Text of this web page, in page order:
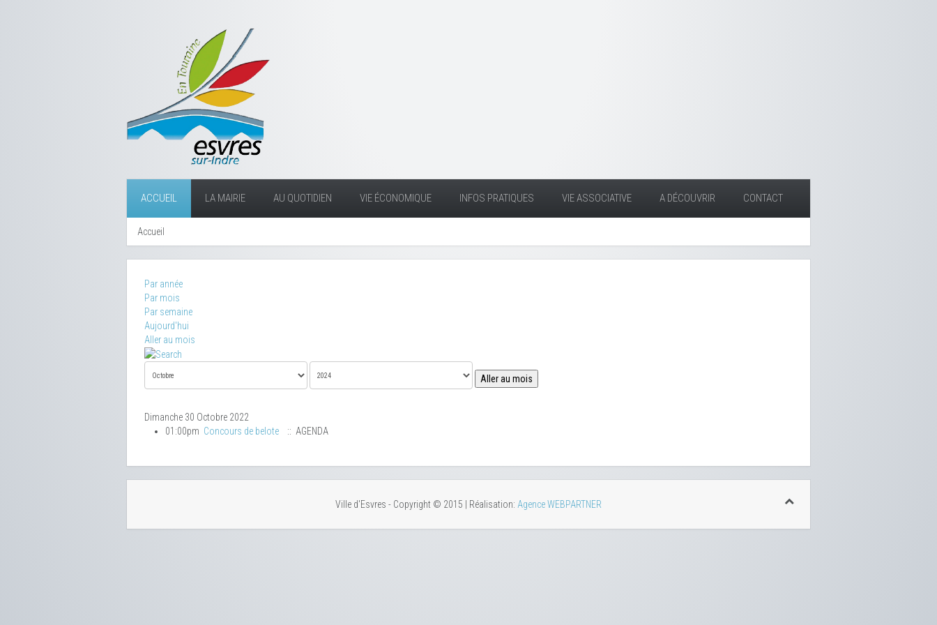
ACCUEIL LA MAIRIE AU QUOTIDIEN VIE ÉCONOMIQUE INFOS PRATIQUES VIE ASSOCIATIVE A DÉCOUVRIR CONTACT
Accueil
Par année
Par mois
Par semaine
Aujourd'hui
Aller au mois
Aller au mois
Dimanche 30 Octobre 2022
01:00pm Concours de belote :: AGENDA
Ville d'Esvres - Copyright © 2015 | Réalisation: Agence WEBPARTNER